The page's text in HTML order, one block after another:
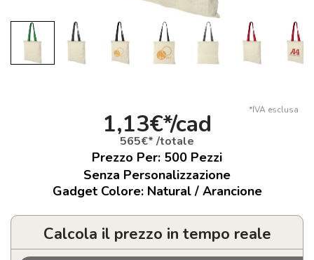
*IVA esclusa
1,13€*/cad
565€* /totale
Prezzo Per: 500 Pezzi
Senza Personalizzazione
Gadget Colore: Natural / Arancione
Calcola il prezzo in tempo reale